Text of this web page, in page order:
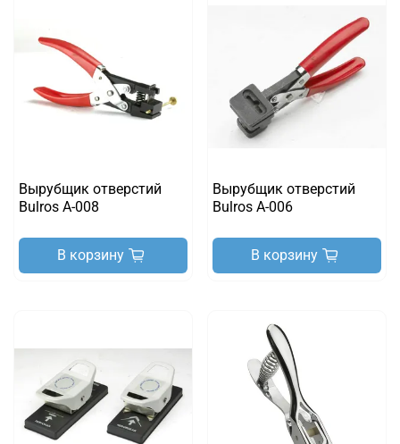
Вырубщик отверстий
Bulros A-008
В корзину
Вырубщик отверстий
Bulros A-006
В корзину